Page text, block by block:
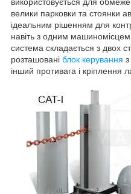
велики парковки та стоянки
ідеальним рішенням для
навіть з одним
система складається з двох
розташовані блок керування
інший противага і кріплення